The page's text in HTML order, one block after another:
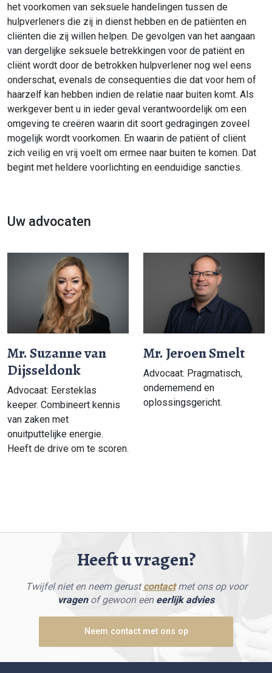
het voorkomen van seksuele handelingen tussen de
hulpverleners die zij in dienst hebben en de patiënten en
cliënten die zij willen helpen. De gevolgen van het aangaan
van dergelijke seksuele betrekkingen voor de patiënt en
cliënt wordt door de betrokken hulpverlener nog wel eens
onderschat, evenals de consequenties die dat voor hem of
haarzelf kan hebben indien de relatie naar buiten komt. Als
werkgever bent u in ieder geval verantwoordelijk om een
omgeving te creëren waarin dit soort gedragingen zoveel
mogelijk wordt voorkomen. En waarin de patiënt of cliënt
zich veilig en vrij voelt om ermee naar buiten te komen. Dat
begint met heldere voorlichting en eenduidige sancties.
Uw advocaten
Mr. Suzanne van
Dijsseldonk
Advocaat: Eersteklas
keeper. Combineert kennis
van zaken met
onuitputtelijke energie.
Heeft de drive om te scoren.
Mr. Jeroen Smelt
Advocaat: Pragmatisch,
ondernemend en
oplossingsgericht.
Heeft u vragen?
Twijfel niet en neem gerustcontactmet ons op voor
vragenof gewoon een eerlijk advies
Neem contact met ons op